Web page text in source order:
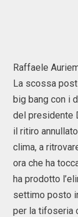
Raffaele
La scossa
big bang con i
del presidente
il ritiro
clima, a
ora che ha
ha prodotto
settimo posto
per la tifoseria